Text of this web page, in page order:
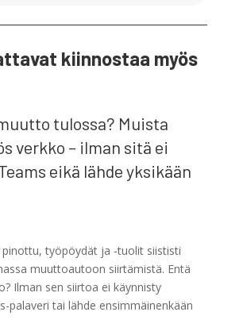
kiinnostaa myös
tulossa? Muista
verkko – ilman sitä ei
eikä lähde yksikään
työpöydät ja -tuolit siististi
muuttoautoon siirtämistä. Entä
Ilman sen siirtoa ei käynnisty
palaveri tai lähde ensimmäinenkään